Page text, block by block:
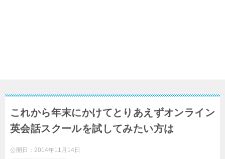
これから年末にかけてとりあえずオンライン
英会話スクールを試してみたい方は
公開日： 2014年11月14日